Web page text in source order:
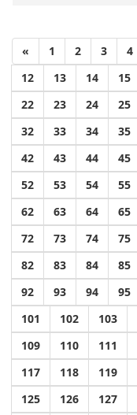
« 1 2 3 4
12
13 14 15
22
23 24 25
32
33 34 35
42
43 44 45
52
53 54 55
62
63 64 65
72
73 74 75
82
83 84 85
92
93 94 95
101
102 103
109
110 111
117
118 119
125
126 127